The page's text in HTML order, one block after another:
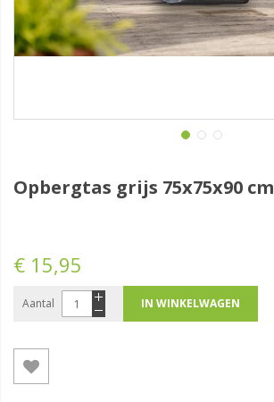
Opbergtas grijs 75x75x90 cm
€ 15,95
Aantal IN WINKELWAGEN